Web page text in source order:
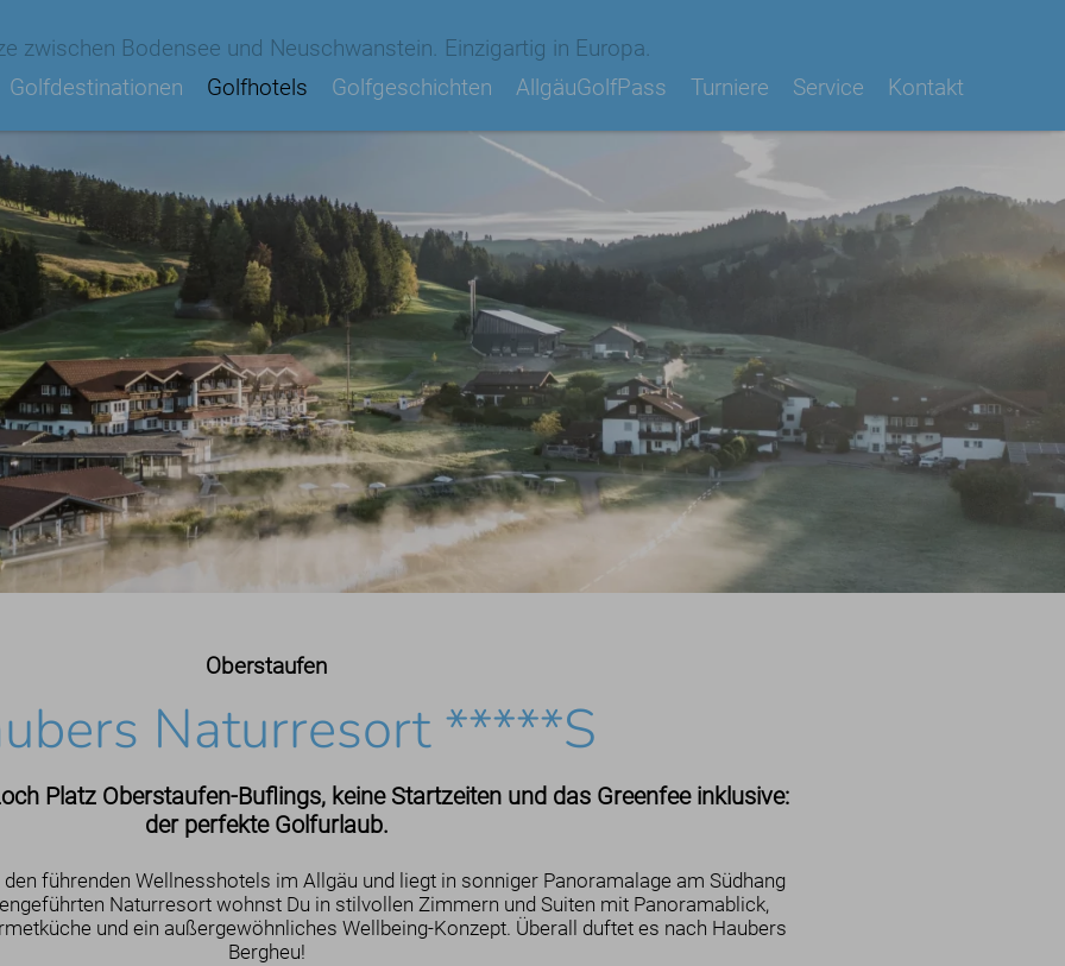
zwischen Bodensee und Neuschwanstein. Einzigartig in Europa.
Golfdestinationen Golfhotels Golfgeschichten AllgäuGolfPass Turniere Service Kontakt
Oberstaufen
Naturresort *****S
Platz Oberstaufen-Buflings, keine Startzeiten und das Greenfee inklusive:
der perfekte Golfurlaub.
führenden Wellnesshotels im Allgäu und liegt in sonniger Panoramalage am Südhang
Naturresort wohnst Du in stilvollen Zimmern und Suiten mit Panoramablick,
und ein außergewöhnliches Wellbeing-Konzept. Überall duftet es nach Haubers
Bergheu!